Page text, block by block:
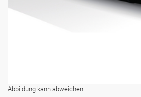
Abbildung kann abweichen